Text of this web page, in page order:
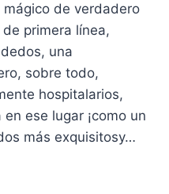
de verdadero
primera línea,
una
sobre todo,
hospitalarios,
ese lugar ¡como un
más exquisitosy…